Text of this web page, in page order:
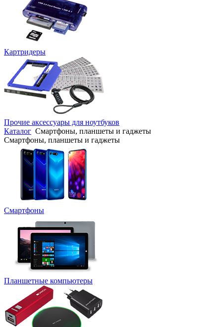
Картридеры
Прочие аксессуары для ноутбуков
Каталог Смартфоны, планшеты и гаджеты
Смартфоны, планшеты и гаджеты
Смартфоны
Планшетные компьютеры